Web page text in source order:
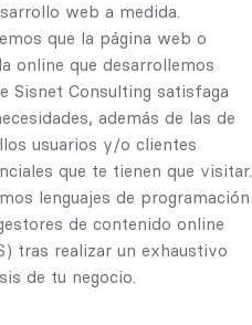
web a medida.
que la página web o
online que desarrollemos
Sisnet Consulting satisfaga
además de las de
usuarios y/o clientes
que te tienen que visitar.
lenguajes de programación
de contenido online
tras realizar un exhaustivo
de tu negocio.